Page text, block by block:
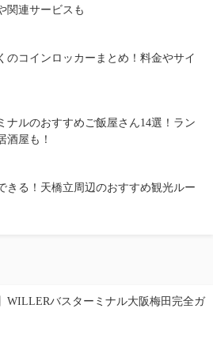
関連サービスも
のコインロッカーまとめ！料金やサイ
ナルのおすすめご飯屋さん14選！ラン
酒屋も！
きる！天橋立周辺のおすすめ観光ルー
WILLERバスターミナル大阪梅田完全ガ